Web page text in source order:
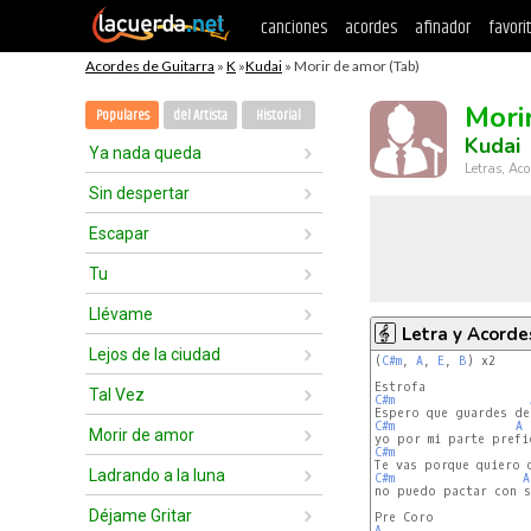
canciones acordes afinador
Acordes de Guitarra » K »Kudai » Morir de amor (Tab)
Populares del Artista Historial
Ya nada queda
Sin despertar
Escapar
Tu
Llévame
Lejos de la ciudad
Tal Vez
Morir de amor
Ladrando a la luna
Déjame Gritar
Kudai
Letras,
Letra y
( C#m, A, E, B ) x2
C#m
C#m
A
C#m
C#m
A
no puedo pactar con